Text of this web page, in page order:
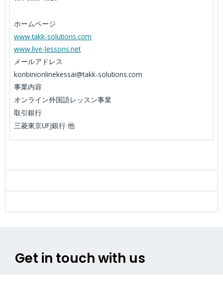
ホームページ
www.takk-solutions.com
www.live-lessons.net
メールアドレス
konbinionlinekessai@takk-solutions.com
事業内容
オンライン外国語レッスン事業
取引銀行
三菱東京UFJ銀行 他
Get in touch with us